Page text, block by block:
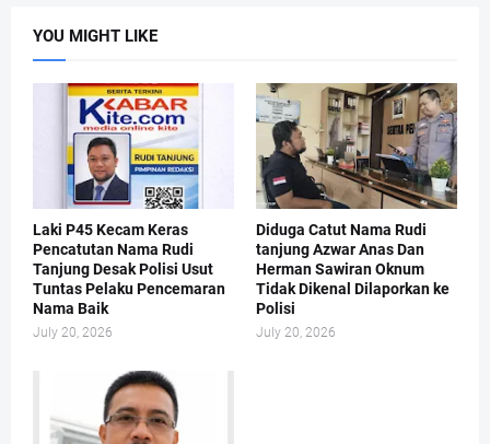
YOU MIGHT LIKE
Laki P45 Kecam Keras
Pencatutan Nama Rudi
Tanjung Desak Polisi Usut
Tuntas Pelaku Pencemaran
Nama Baik
July 20, 2026
Diduga Catut Nama Rudi
tanjung Azwar Anas Dan
Herman Sawiran Oknum
Tidak Dikenal Dilaporkan ke
Polisi
July 20, 2026